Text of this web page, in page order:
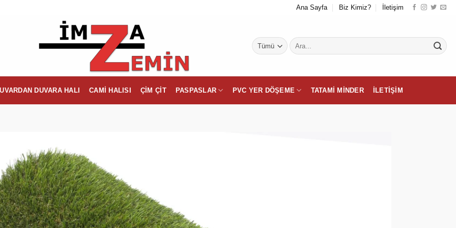
Ana Sayfa Biz Kimiz? İletişim
Ara:
DUVARA HALI CAMI HALISI ÇIM ÇIT PASPASLAR PVC YER DÖŞEME TATAMI MINDER İLETIŞIM